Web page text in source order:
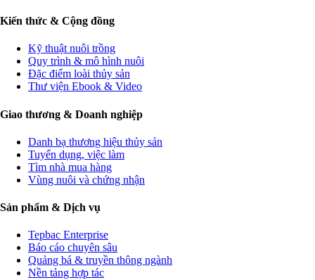
Kiến thức & Cộng đồng
Kỹ thuật nuôi trồng
Quy trình & mô hình nuôi
Đặc điểm loài thủy sản
Thư viện Ebook & Video
Giao thương & Doanh nghiệp
Danh bạ thương hiệu thủy sản
Tuyển dụng, việc làm
Tìm nhà mua hàng
Vùng nuôi và chứng nhận
Sản phẩm & Dịch vụ
Tepbac Enterprise
Báo cáo chuyên sâu
Quảng bá & truyền thông ngành
Nền tảng hợp tác